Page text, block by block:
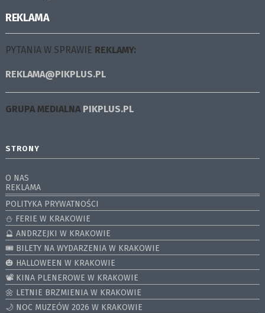
REKLAMA
PYTANIA W SPRAWIE REKLAMY:
REKLAMA@PIKPLUS.PL
GRUPA MEDIALNA PIKPLUS.PL
STRONY
O NAS
REKLAMA
POLITYKA PRYWATNOŚCI
⛄️ FERIE W KRAKOWIE
🔮 ANDRZEJKI W KRAKOWIE
🎟️ BILETY NA WYDARZENIA W KRAKOWIE
🎃 HALLOWEEN W KRAKOWIE
📽️ KINA PLENEROWE W KRAKOWIE
🌼 LETNIE BRZMIENIA W KRAKOWIE
🌙 NOC MUZEÓW 2026 W KRAKOWIE